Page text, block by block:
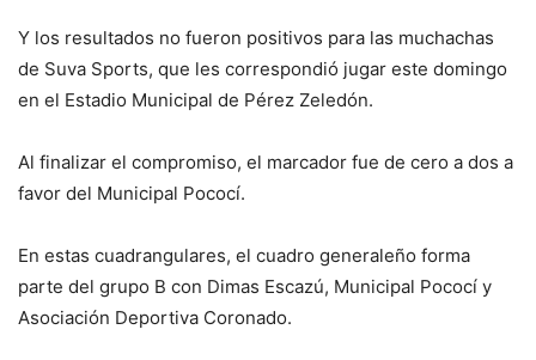
Y los resultados no fueron positivos para las muchachas
de Suva Sports, que les correspondió jugar este domingo
en el Estadio Municipal de Pérez Zeledón.
Al finalizar el compromiso, el marcador fue de cero a dos a
favor del Municipal Pococí.
En estas cuadrangulares, el cuadro generaleño forma
parte del grupo B con Dimas Escazú, Municipal Pococí y
Asociación Deportiva Coronado.